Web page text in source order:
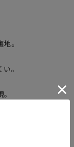
。
。
ック・スマート